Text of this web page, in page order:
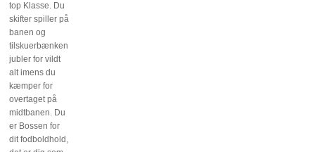
top Klasse. Du
skifter spiller på
banen og
tilskuerbænken
jubler for vildt
alt imens du
kæmper for
overtaget på
midtbanen. Du
er Bossen for
dit fodboldhold,